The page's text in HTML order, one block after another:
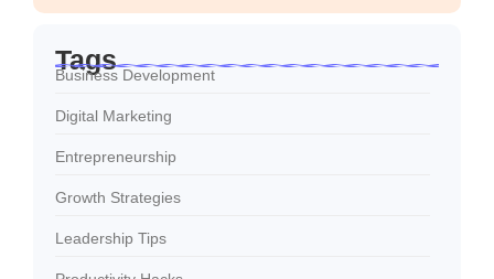
Tags
Business Development
Digital Marketing
Entrepreneurship
Growth Strategies
Leadership Tips